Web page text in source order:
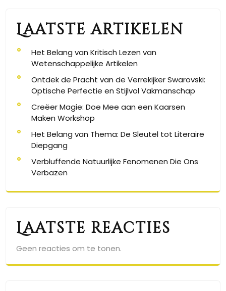
Laatste artikelen
Het Belang van Kritisch Lezen van
Wetenschappelijke Artikelen
Ontdek de Pracht van de Verrekijker Swarovski:
Optische Perfectie en Stijlvol Vakmanschap
Creëer Magie: Doe Mee aan een Kaarsen
Maken Workshop
Het Belang van Thema: De Sleutel tot Literaire
Diepgang
Verbluffende Natuurlijke Fenomenen Die Ons
Verbazen
Laatste reacties
Geen reacties om te tonen.